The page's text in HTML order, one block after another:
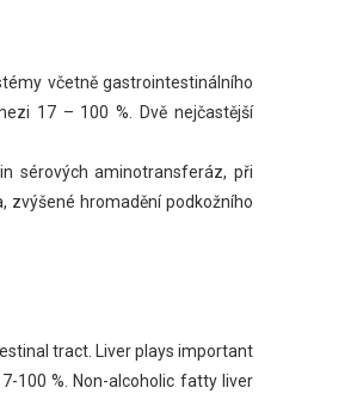
včetně gastrointestinálního
17 – 100 %. Dvě nejčastější
sérových aminotransferáz, při
zvýšené hromadění podkožního
tract. Liver plays important
100 %. Non-alcoholic fatty liver